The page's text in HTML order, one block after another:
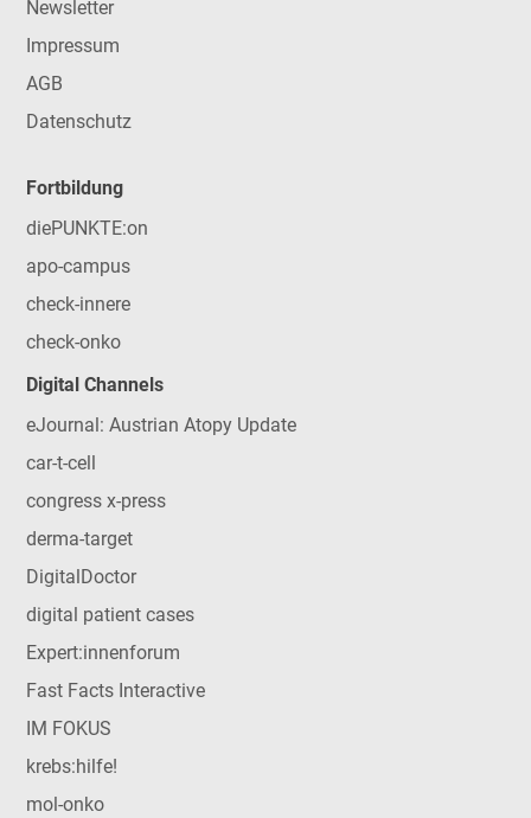
Newsletter
Impressum
AGB
Datenschutz
Fortbildung
diePUNKTE:on
apo-campus
check-innere
check-onko
Digital Channels
eJournal: Austrian Atopy Update
car-t-cell
congress x-press
derma-target
DigitalDoctor
digital patient cases
Expert:innenforum
Fast Facts Interactive
IM FOKUS
krebs:hilfe!
mol-onko